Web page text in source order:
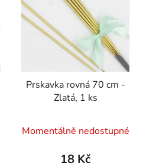
Prskavka rovná 70 cm -
Zlatá, 1 ks
Momentálně nedostupné
18 Kč